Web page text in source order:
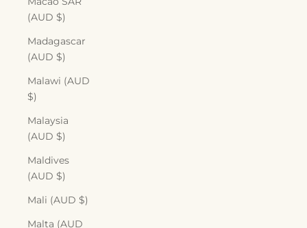
(AUD $)
Madagascar
(AUD $)
Malawi (AUD
$)
Malaysia
(AUD $)
Maldives
(AUD $)
Mali (AUD $)
Malta (AUD